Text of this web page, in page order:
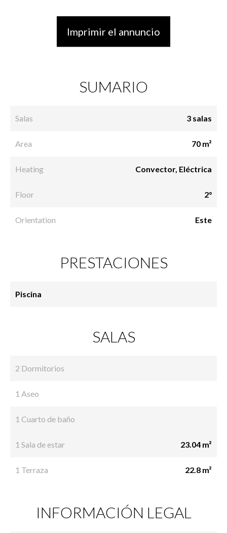
Imprimir el annuncio
SUMARIO
Salas 3 salas
Area 70 m²
Heating Convector, Eléctrica
Floor 2°
Orientation Este
PRESTACIONES
Piscina
SALAS
2 Dormitorios
1 Aseo
1 Cuarto de baño
1 Sala de estar 23.04 m²
1 Terraza 22.8 m²
INFORMACIÓN LEGAL